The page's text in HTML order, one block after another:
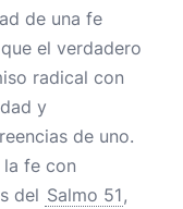
de una fe
el verdadero
radical con
y
de uno.
fe con
del Salmo 51,